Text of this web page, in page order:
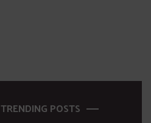
TRENDING POSTS